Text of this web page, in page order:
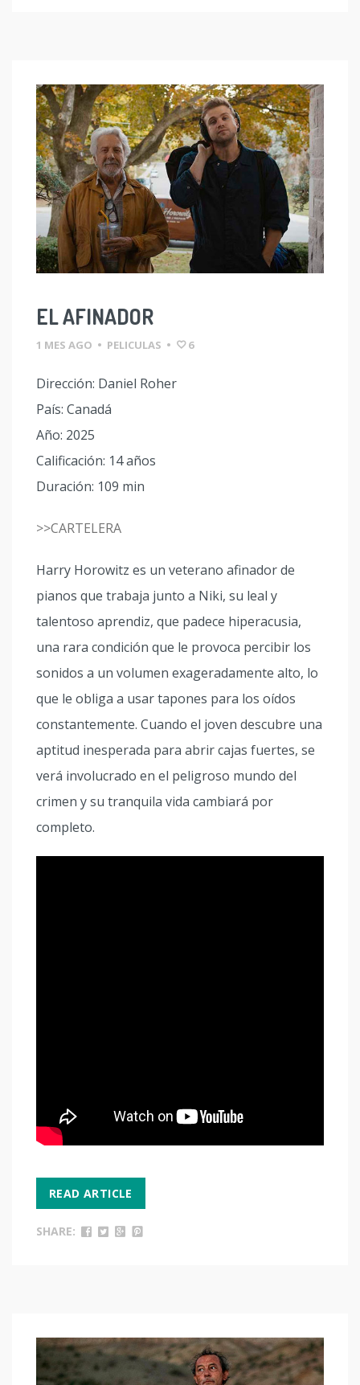
EL AFINADOR
1 MES AGO • PELICULAS • 6
Dirección: Daniel Roher
País: Canadá
Año: 2025
Calificación: 14 años
Duración: 109 min
>>CARTELERA
Harry Horowitz es un veterano afinador de
pianos que trabaja junto a Niki, su leal y
talentoso aprendiz, que padece hiperacusia,
una rara condición que le provoca percibir los
sonidos a un volumen exageradamente alto, lo
que le obliga a usar tapones para los oídos
constantemente. Cuando el joven descubre una
aptitud inesperada para abrir cajas fuertes, se
verá involucrado en el peligroso mundo del
crimen y su tranquila vida cambiará por
completo.
READ ARTICLE
SHARE: